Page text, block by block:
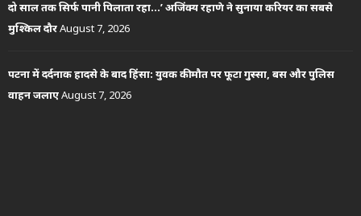
दो साल तक सिर्फ पानी पिलाता रहा…’ अजिंक्य रहाणे ने सुनाया करियर का सबसे
मुश्किल दौरAugust 7, 2026
पटना में दर्दनाक हादसे के बाद हिंसा: युवक की मौत पर फूटा गुस्सा, बस और पुलिस
वाहन जलाएAugust 7, 2026